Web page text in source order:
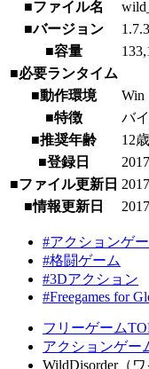
■ファイル名
■バージョン
1.7.3
■容量
■必要ランタイム
■動作環境
Win
■特徴
バ
■推奨年齢
12
■登録日
■ファイル更新日
■情報更新日
#アクションゲ
#格闘ゲーム
#3Dアクション
#Freegames for
フリーゲーム
アクションゲー
WildDisorder（